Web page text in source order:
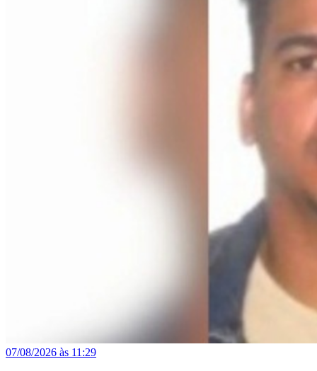
07/08/2026 às 11:29